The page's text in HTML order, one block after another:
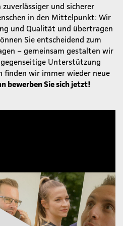
und sicherer
in den Mittelpunkt: Wir
und Qualität und übertragen
Sie entscheidend zum
– gemeinsam gestalten wir
Unterstützung
wir immer wieder neue
bewerben Sie sich jetzt!